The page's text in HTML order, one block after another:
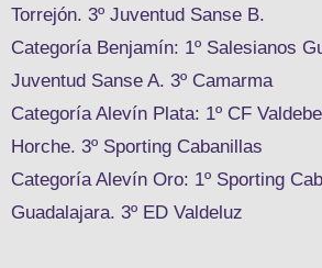
Torrejón. 3º Juventud Sanse B.
Categoría Benjamín: 1º Salesianos
Juventud Sanse A. 3º Camarma
Categoría Alevín Plata: 1º CF
Horche. 3º Sporting Cabanillas
Categoría Alevín Oro: 1º Sporting
Guadalajara. 3º ED Valdeluz